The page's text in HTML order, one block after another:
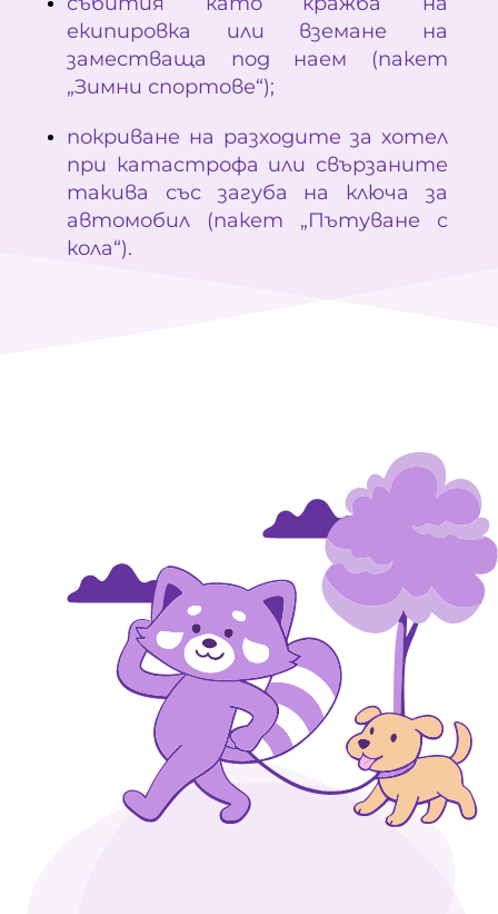
екипировка или вземане на
заместваща под наем (пакет
„Зимни спортове“);
покриване на разходите за хотел
при катастрофа или свързаните
такива със загуба на ключа за
автомобил (пакет „Пътуване с
кола“).